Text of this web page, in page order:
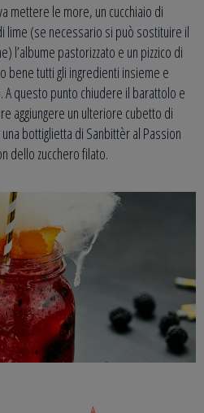
mettere le more, un cucchiaio di
lime (se necessario si può sostituire il
l’albume pastorizzato e un pizzico di
bene tutti gli ingredienti insieme e
A questo punto chiudere il barattolo e
aggiungere un ulteriore cubetto di
bottiglietta di Sanbittèr al Passion
dello zucchero filato.